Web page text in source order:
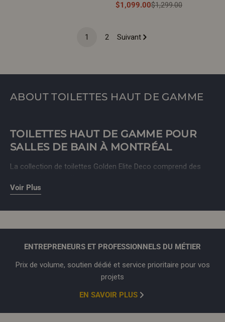
Prix
vente
$1,099.00
Prix
$1,299.00
1 2 Suivant
ABOUT TOILETTES HAUT DE GAMME
TOILETTES HAUT DE GAMME POUR
SALLES DE BAIN À MONTRÉAL
La collection de toilettes Golden Elite Deco comprend des
designs monoblocs
TOILETTES INTELLIGENTES AUX
FONCTIONS AVANCÉES
toilettes intelligentes SERA Sigma et Witty
offrent un
confort digne d'un spa avec chasse automatique, siège
chauffant, jet d'eau tiède et séchoir à air chaud. Le couvercle
Voir Plus
ENTREPRENEURS ET PROFESSIONNELS DU MÉTIER
Prix de volume, soutien dédié et service prioritaire pour vos
projets
EN SAVOIR PLUS